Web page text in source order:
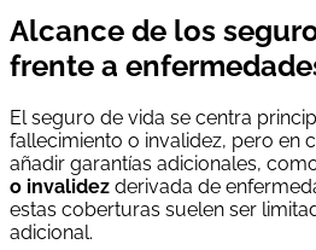
Alcance de los
frente a
El seguro de vida se centra
fallecimiento o invalidez, pero en
añadir garantías adicionales,
o invalidez derivada de
estas coberturas suelen ser
adicional.